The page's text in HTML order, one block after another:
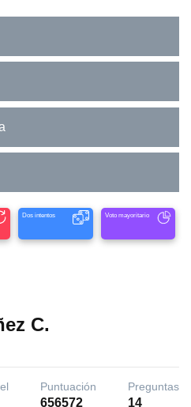
Dos intentos Voto mayoritario
C.
Puntuación
656572
Preguntas
14